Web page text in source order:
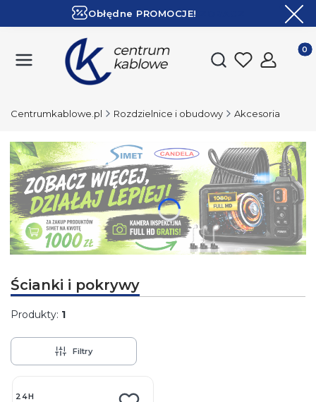
Obłędne PROMOCJE!
Otwórz
Centrumkablowe.pl Rozdzielnice i obudowy Akcesoria
Ścianki i pokrywy
Produkty: 1
Filtry
24H